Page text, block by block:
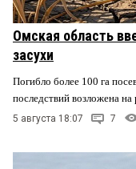
Омская область
засухи
Погибло более 100 га
последствий возложена на
5 августа 18:07 7